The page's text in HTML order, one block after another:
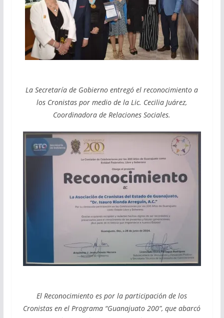
La Secretaría de Gobierno entregó el reconocimiento a
los Cronistas por medio de la Lic. Cecilia Juárez,
Coordinadora de Relaciones Sociales.
El Reconocimiento es por la participación de los
Cronistas en el Programa “Guanajuato 200”, que abarcó